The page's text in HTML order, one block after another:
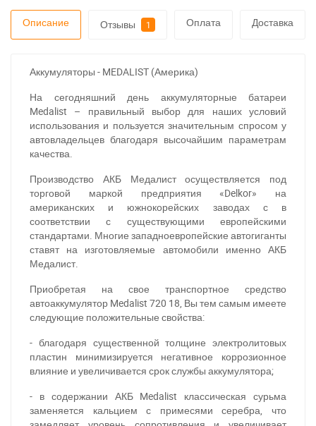
Описание Отзывы 1 Оплата Доставка
Аккумуляторы - MEDALIST (Америка)
На сегодняшний день аккумуляторные батареи
Medalist – правильный выбор для наших условий
использования и пользуется значительным спросом у
автовладельцев благодаря высочайшим параметрам
качества.
Производство АКБ Медалист осуществляется под
торговой маркой предприятия «Delkor» на
американских и южнокорейских заводах с в
соответствии с существующими европейскими
стандартами. Многие западноевропейские автогиганты
ставят на изготовляемые автомобили именно АКБ
Медалист.
Приобретая на свое транспортное средство
автоаккумулятор Medalist 720 18, Вы тем самым имеете
следующие положительные свойства:
- благодаря существенной толщине электролитовых
пластин минимизируется негативное коррозионное
влияние и увеличивается срок службы аккумулятора;
- в содержании АКБ Medalist классическая сурьма
заменяется кальцием с примесями серебра, что